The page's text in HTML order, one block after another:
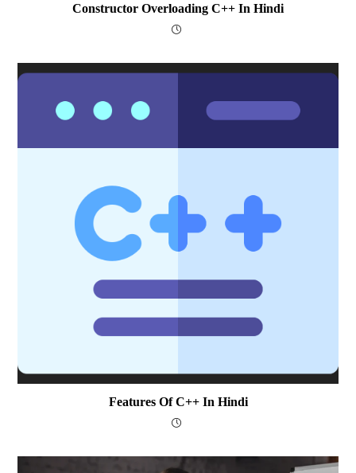
Constructor Overloading C++ In Hindi
Features Of C++ In Hindi